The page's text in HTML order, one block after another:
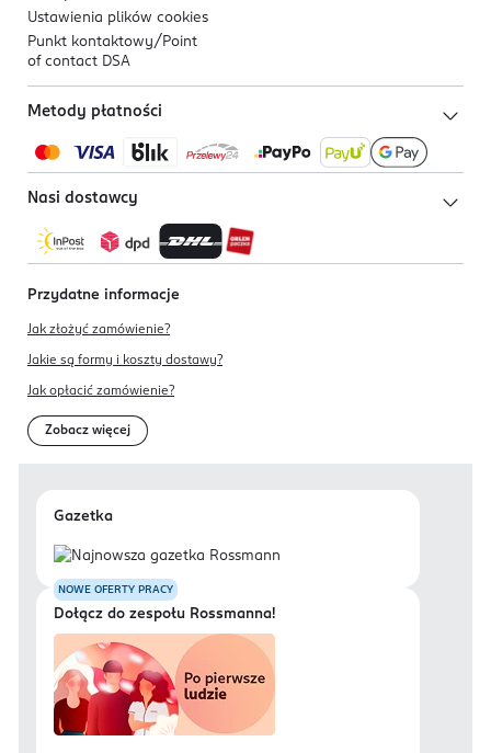
Ustawienia plików cookies
Punkt kontaktowy/ Point
of contact DSA
Metody płatności
Nasi dostawcy
Przydatne informacje
Jak złożyć zamówienie?
Jakie są formy i koszty dostawy?
Jak opłacić zamówienie?
Zobacz więcej
Gazetka
NOWE OFERTY PRACY
Dołącz do zespołu Rossmanna!